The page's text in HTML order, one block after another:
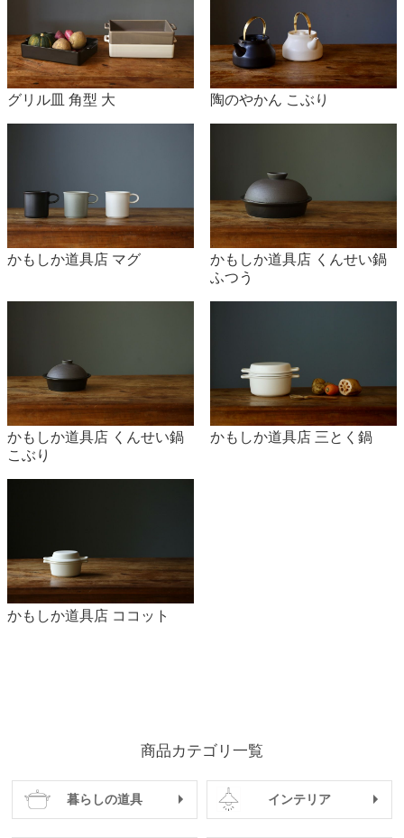
グリル皿 角型 大 陶のやかん こぶり
かもしか道具店 マグ
かもしか道具店 くんせい鍋
ふつう
かもしか道具店 くんせい鍋
こぶり
かもしか道具店 三とく鍋
かもしか道具店 ココット
商品カテゴリ一覧
暮らしの道具 インテリア